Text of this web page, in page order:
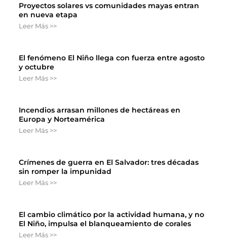
Proyectos solares vs comunidades mayas entran
en nueva etapa
Leer Más >>
El fenómeno El Niño llega con fuerza entre agosto
y octubre
Leer Más >>
Incendios arrasan millones de hectáreas en
Europa y Norteamérica
Leer Más >>
Crímenes de guerra en El Salvador: tres décadas
sin romper la impunidad
Leer Más >>
El cambio climático por la actividad humana, y no
El Niño, impulsa el blanqueamiento de corales
Leer Más >>